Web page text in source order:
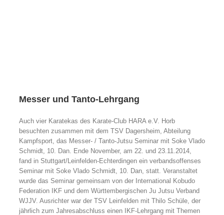
Messer und Tanto-Lehrgang
Auch vier Karatekas des Karate-Club HARA e.V. Horb
besuchten zusammen mit dem TSV Dagersheim, Abteilung
Kampfsport, das Messer- / Tanto-Jutsu Seminar mit Soke Vlado
Schmidt, 10. Dan. Ende November, am 22. und 23.11.2014,
fand in Stuttgart/Leinfelden-Echterdingen ein verbandsoffenses
Seminar mit Soke Vlado Schmidt, 10. Dan, statt. Veranstaltet
wurde das Seminar gemeinsam von der International Kobudo
Federation IKF und dem Württembergischen Ju Jutsu Verband
WJJV. Ausrichter war der TSV Leinfelden mit Thilo Schüle, der
jährlich zum Jahresabschluss einen IKF-Lehrgang mit Themen